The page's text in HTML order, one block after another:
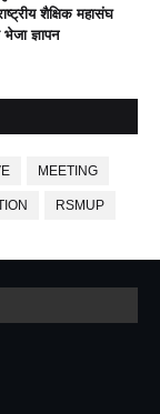
शैक्षिक महासंघ
ज्ञापन
MEETING
RSMUP